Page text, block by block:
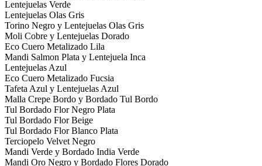
Lentejuelas Verde
Lentejuelas Olas Gris
Torino Negro y Lentejuelas Olas Gris
Moli Cobre y Lentejuelas Dorado
Eco Cuero Metalizado Lila
Mandi Salmon Plata y Lentejuela Inca
Lentejuelas Azul
Eco Cuero Metalizado Fucsia
Tafeta Azul y Lentejuelas Azul
Malla Crepe Bordo y Bordado Tul Bordo
Tul Bordado Flor Negro Plata
Tul Bordado Flor Beige
Tul Bordado Flor Blanco Plata
Terciopelo Velvet Negro
Mandi Verde y Bordado India Verde
Mandi Oro Negro y Bordado Flores Dorado